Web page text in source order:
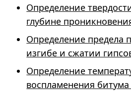
Определение
глубине
Определение предела
изгибе и сжатии
Определение
воспламенения